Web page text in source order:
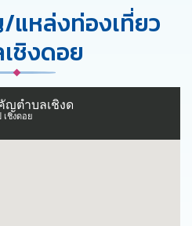
หล่งท่องเที่ยว
ชิงดอย